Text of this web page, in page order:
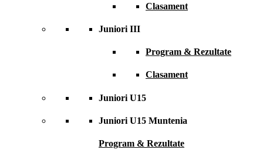
Clasament
Juniori III
Program & Rezultate
Clasament
Juniori U15
Juniori U15 Muntenia
Program & Rezultate